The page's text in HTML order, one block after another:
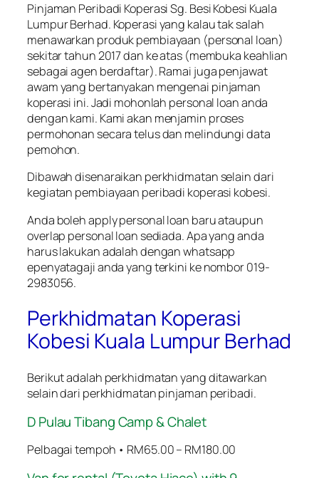
Pinjaman Peribadi Koperasi Sg. Besi Kobesi Kuala
Lumpur Berhad. Koperasi yang kalau tak salah
menawarkan produk pembiayaan (personal loan)
sekitar tahun 2017 dan ke atas (membuka keahlian
sebagai agen berdaftar). Ramai juga penjawat
awam yang bertanyakan mengenai pinjaman
koperasi ini. Jadi mohonlah personal loan anda
dengan kami. Kami akan menjamin proses
permohonan secara telus dan melindungi data
pemohon.
Dibawah disenaraikan perkhidmatan selain dari
kegiatan pembiayaan peribadi koperasi kobesi.
Anda boleh apply personal loan baru ataupun
overlap personal loan sediada. Apa yang anda
harus lakukan adalah dengan whatsapp
epenyatagaji anda yang terkini ke nombor 019-
2983056.
Perkhidmatan Koperasi
Kobesi Kuala Lumpur Berhad
Berikut adalah perkhidmatan yang ditawarkan
selain dari perkhidmatan pinjaman peribadi.
D Pulau Tibang Camp & Chalet
Pelbagai tempoh • RM65.00 – RM180.00